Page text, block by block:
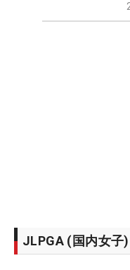
JLPGA (国内女子